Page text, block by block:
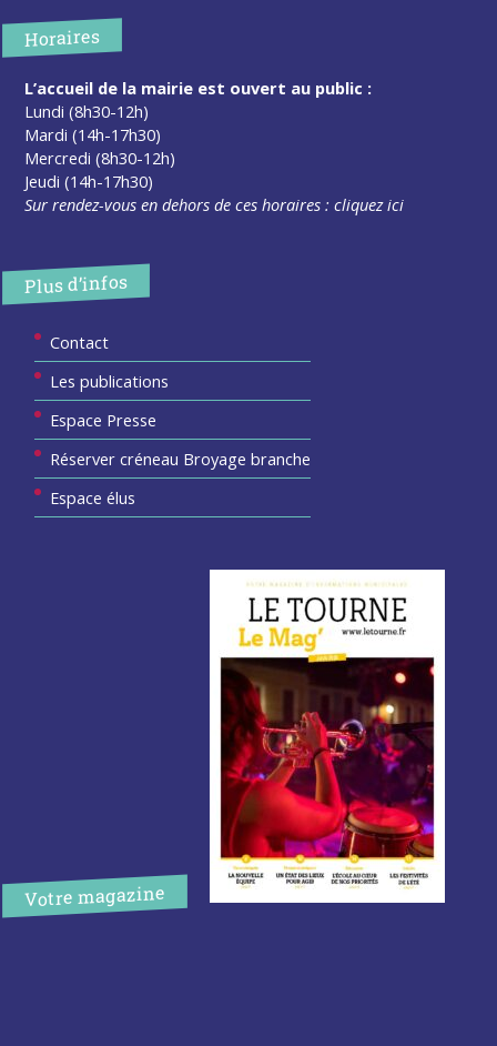
Horaires
L’accueil de la mairie est ouvert au public :
Lundi (8h30-12h)
Mardi (14h-17h30)
Mercredi (8h30-12h)
Jeudi (14h-17h30)
Sur rendez-vous en dehors de ces horaires :cliquez ici
Plus d’infos
Contact
Les publications
Espace Presse
Réserver créneau Broyage branche
Espace élus
Votre magazine